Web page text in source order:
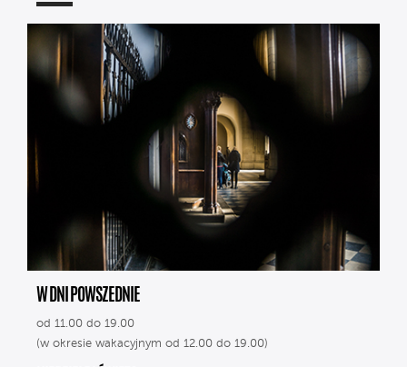
W DNI POWSZEDNIE
od 11.00 do 19.00
(w okresie wakacyjnym od 12.00 do 19.00)